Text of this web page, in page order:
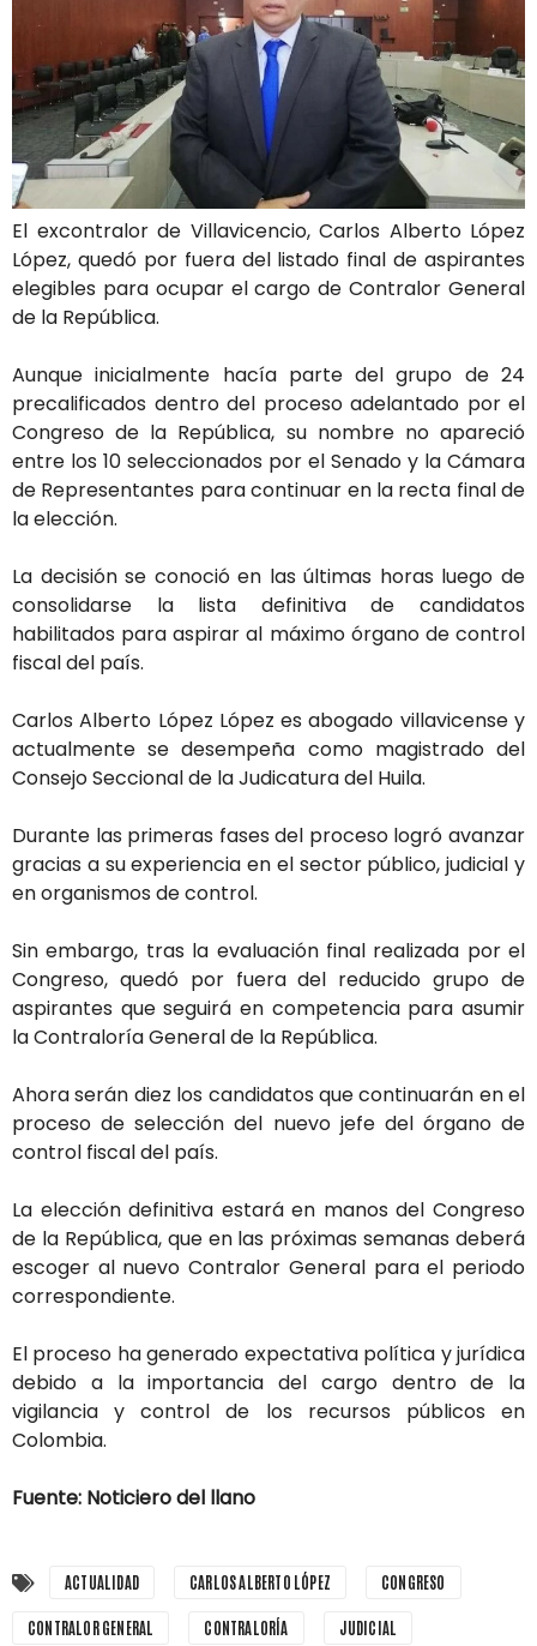
El excontralor de Villavicencio, Carlos Alberto López
López, quedó por fuera del listado final de aspirantes
elegibles para ocupar el cargo de Contralor General
de la República.
Aunque inicialmente hacía parte del grupo de 24
precalificados dentro del proceso adelantado por el
Congreso de la República, su nombre no apareció
entre los 10 seleccionados por el Senado y la Cámara
de Representantes para continuar en la recta final de
la elección.
La decisión se conoció en las últimas horas luego de
consolidarse la lista definitiva de candidatos
habilitados para aspirar al máximo órgano de control
fiscal del país.
Carlos Alberto López López es abogado villavicense y
actualmente se desempeña como magistrado del
Consejo Seccional de la Judicatura del Huila.
Durante las primeras fases del proceso logró avanzar
gracias a su experiencia en el sector público, judicial y
en organismos de control.
Sin embargo, tras la evaluación final realizada por el
Congreso, quedó por fuera del reducido grupo de
aspirantes que seguirá en competencia para asumir
la Contraloría General de la República.
Ahora serán diez los candidatos que continuarán en el
proceso de selección del nuevo jefe del órgano de
control fiscal del país.
La elección definitiva estará en manos del Congreso
de la República, que en las próximas semanas deberá
escoger al nuevo Contralor General para el periodo
correspondiente.
El proceso ha generado expectativa política y jurídica
debido a la importancia del cargo dentro de la
vigilancia y control de los recursos públicos en
Colombia.
Fuente: Noticiero del llano
ACTUALIDAD CARLOS ALBERTO LÓPEZ CONGRESO
CONTRALOR GENERAL CONTRALORÍA JUDICIAL